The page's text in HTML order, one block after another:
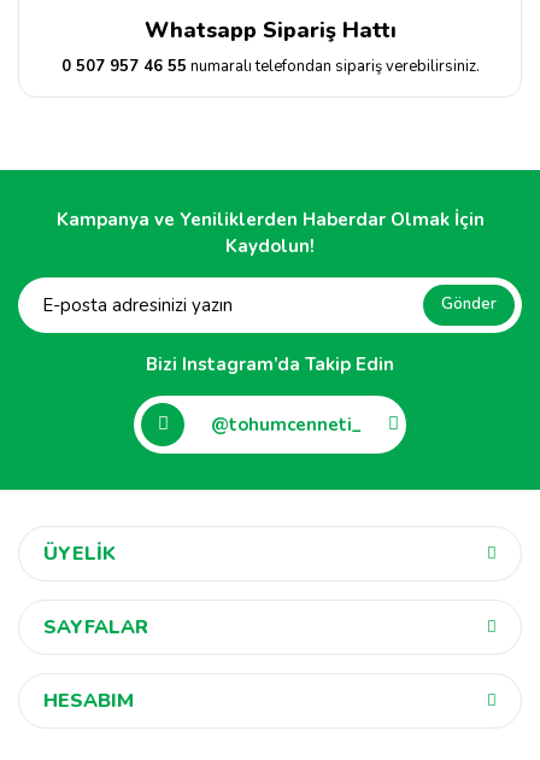
Whatsapp Sipariş Hattı
0 507 957 46 55 numaralı telefondan sipariş verebilirsiniz.
Kampanya ve Yeniliklerden Haberdar Olmak İçin
Kaydolun!
Gönder
Bizi Instagram’da Takip Edin
@tohumcenneti_
ÜYELİK
SAYFALAR
HESABIM